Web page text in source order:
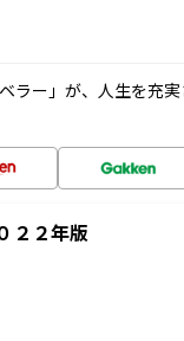
ラー」が、人生を充
２２年版